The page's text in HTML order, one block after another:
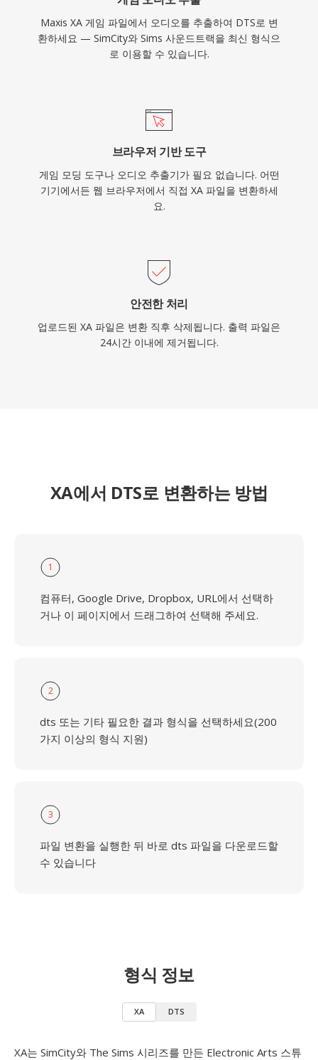
Maxis XA 게임 파일에서 오디오를 추출하여 DTS로 변
환하세요 — SimCity와 Sims 사운드트랙을 최신 형식으
로 이용할 수 있습니다.
브라우저 기반 도구
게임 모딩 도구나 오디오 추출기가 필요 없습니다. 어떤
기기에서든 웹 브라우저에서 직접 XA 파일을 변환하세
요.
안전한 처리
업로드된 XA 파일은 변환 직후 삭제됩니다. 출력 파일은
24시간 이내에 제거됩니다.
XA에서 DTS로 변환하는 방법
1
컴퓨터, Google Drive, Dropbox, URL에서 선택하
거나 이 페이지에서 드래그하여 선택해 주세요.
2
dts 또는 기타 필요한 결과 형식을 선택하세요(200
가지 이상의 형식 지원)
3
파일 변환을 실행한 뒤 바로 dts 파일을 다운로드할
수 있습니다
형식 정보
XA DTS
XA는 SimCity와 The Sims 시리즈를 만든 Electronic Arts 스튜